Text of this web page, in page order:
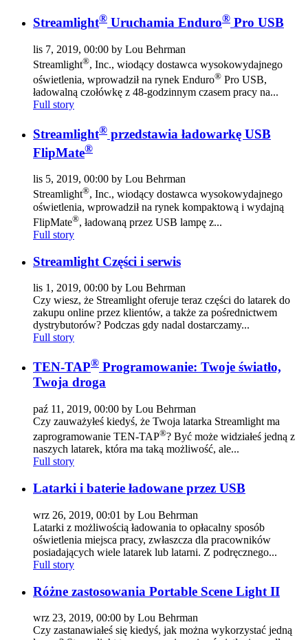
Streamlight® Uruchamia Enduro® Pro USB
lis 7, 2019, 00:00 by Lou Behrman
Streamlight®, Inc., wiodący dostawca wysokowydajnego
oświetlenia, wprowadził na rynek Enduro® Pro USB,
ładowalną czołówkę z 48-godzinnym czasem pracy na...
Full story
Streamlight® przedstawia ładowarkę USB
FlipMate®
lis 5, 2019, 00:00 by Lou Behrman
Streamlight®, Inc., wiodący dostawca wysokowydajnego
oświetlenia, wprowadził na rynek kompaktową i wydajną
FlipMate®, ładowaną przez USB lampę z...
Full story
Streamlight Części i serwis
lis 1, 2019, 00:00 by Lou Behrman
Czy wiesz, że Streamlight oferuje teraz części do latarek do
zakupu online przez klientów, a także za pośrednictwem
dystrybutorów? Podczas gdy nadal dostarczamy...
Full story
TEN-TAP® Programowanie: Twoje światło,
Twoja droga
paź 11, 2019, 00:00 by Lou Behrman
Czy zauważyłeś kiedyś, że Twoja latarka Streamlight ma
zaprogramowanie TEN-TAP®? Być może widziałeś jedną z
naszych latarek, która ma taką możliwość, ale...
Full story
Latarki i baterie ładowane przez USB
wrz 26, 2019, 00:01 by Lou Behrman
Latarki z możliwością ładowania to opłacalny sposób
oświetlenia miejsca pracy, zwłaszcza dla pracowników
posiadających wiele latarek lub latarni. Z podręcznego...
Full story
Różne zastosowania Portable Scene Light II
wrz 23, 2019, 00:00 by Lou Behrman
Czy zastanawiałeś się kiedyś, jak można wykorzystać jedną